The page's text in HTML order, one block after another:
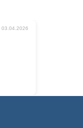
02.03.2026